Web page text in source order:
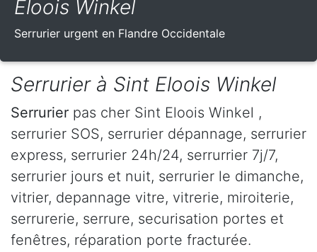
Eloois Winkel
Serrurier urgent en Flandre Occidentale
Serrurier à Sint Eloois Winkel
Serrurier pas cher Sint Eloois Winkel ,
serrurier SOS, serrurier dépannage, serrurier
express, serrurier 24h/24, serrurrier 7j/7,
serrurier jours et nuit, serrurier le dimanche,
vitrier, depannage vitre, vitrerie, miroiterie,
serrurerie, serrure, securisation portes et
fenêtres, réparation porte fracturée.